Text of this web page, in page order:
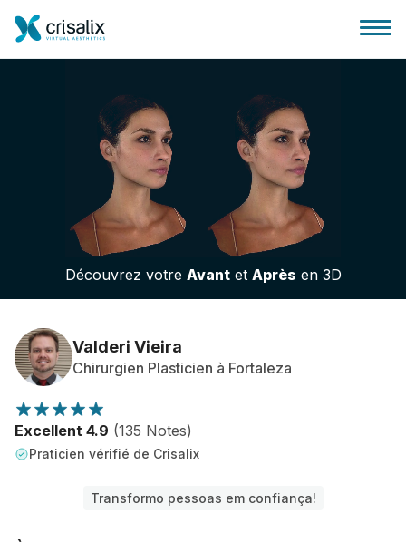
Accueil chirurgiens
Plateforme commerciale 3D
Forfait
Avis des patients
Découvrez votre Avantet Après en 3D
Valderi Vieira
Chirurgien Plasticien à Fortaleza
Excellent 4.9 (135 Notes)
Praticien vérifié de Crisalix
Transformo pessoas em confiança!